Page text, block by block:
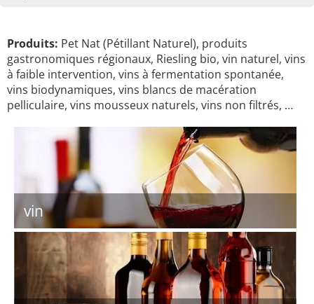
Produits: Pet Nat (Pétillant Naturel), produits
gastronomiques régionaux, Riesling bio, vin naturel, vins
à faible intervention, vins à fermentation spontanée,
vins biodynamiques, vins blancs de macération
pelliculaire, vins mousseux naturels, vins non filtrés, …
vin